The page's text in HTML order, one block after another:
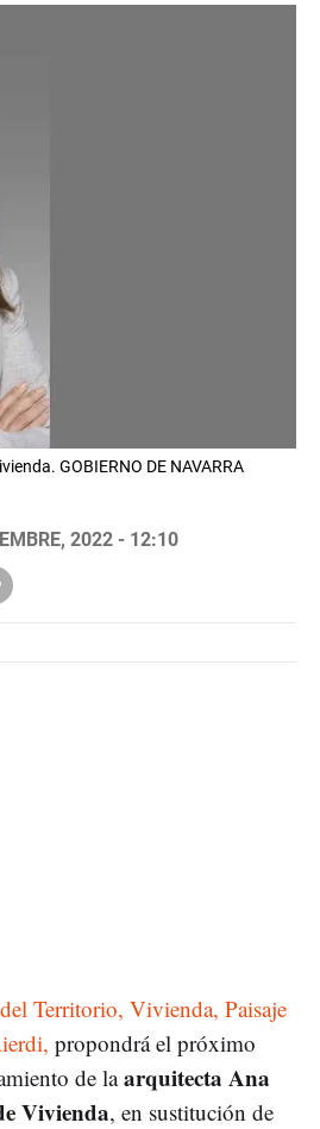
GOBIERNO DE NAVARRA
2022 - 12:10
Territorio, Vivienda, Paisaje
propondrá el próximo
de laarquitecta Ana
Vivienda, en sustitución de